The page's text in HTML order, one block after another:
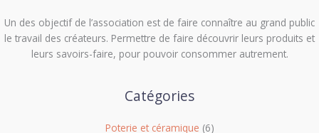
Un des objectif de l’association est de faire connaître au grand public
le travail des créateurs. Permettre de faire découvrir leurs produits et
leurs savoirs-faire, pour pouvoir consommer autrement.
Catégories
Poterie et céramique (6)